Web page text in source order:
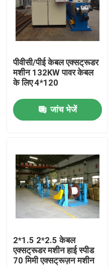
उत्पाद
वीडियो
हमारे बारे में
कारखाने का दौरा
हमसे संपर्क करें
एक उद्धरण का अनुरोध करें
वायर एक्सट्रूडर मशीन
पीवीसी/पीई केबल एक्सट्रूडर
मशीन 132KW पावर केबल
के लिए 4*120
जांच भेजें
2*1.5 2*2.5 केबल
एक्सट्रूडर मशीन हाई स्पीड
70 मिमी एक्सट्रूज़न मशीन